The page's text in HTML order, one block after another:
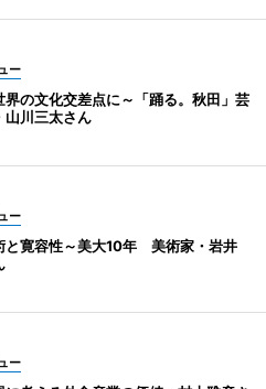
ー
界の文化交差点に～「踊る。秋田」芸
山川三太さん
ー
と寛容性～美大10年 美術家・岩井
ー